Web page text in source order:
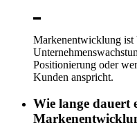
Markenentwicklung ist
Positionierung oder
Kunden anspricht.
Wie lange dauert